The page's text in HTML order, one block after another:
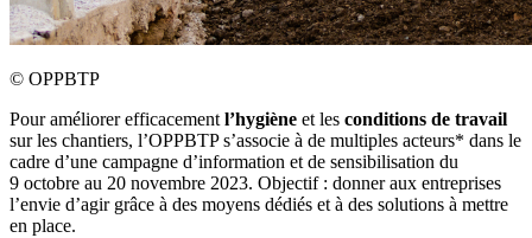
© OPPBTP
Pour améliorer efficacement l’hygiène et les conditions de travail
sur les chantiers, l’OPPBTP s’associe à de multiples acteurs* dans le
cadre d’une campagne d’information et de sensibilisation du
9 octobre au 20 novembre 2023. Objectif : donner aux entreprises
l’envie d’agir grâce à des moyens dédiés et à des solutions à mettre
en place.